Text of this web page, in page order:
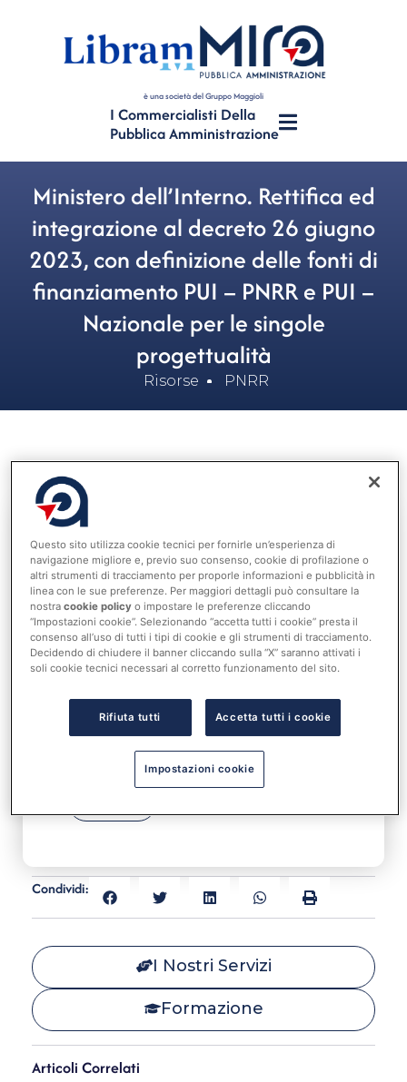
è una società del Gruppo Maggioli
I Commercialisti Della
Pubblica Amministrazione
Ministero dell’Interno. Rettifica ed
integrazione al decreto 26 giugno
2023, con definizione delle fonti di
finanziamento PUI – PNRR e PUI –
Nazionale per le singole
progettualità
Risorse PNRR
Accedi al tuo account per
leggere tutta la notizia
Nome utente o indirizzo email
Password
Condividi:
I Nostri Servizi
Formazione
Articoli Correlati
Questo sito utilizza cookie tecnici per fornirle un’esperienza di
navigazione migliore e, previo suo consenso, cookie di profilazione o
altri strumenti di tracciamento per proporle informazioni e pubblicità in
linea con le sue preferenze. Per maggiori dettagli può consultare la
nostracookie policy o impostare le preferenze cliccando
“Impostazioni cookie”. Selezionando “accetta tutti i cookie” presta il
consenso all’uso di tutti i tipi di cookie e gli strumenti di tracciamento.
Decidendo di chiudere il banner cliccando sulla “X” saranno attivati i
soli cookie tecnici necessari al corretto funzionamento del sito.
Rifiuta tutti Accetta tutti i cookie
Impostazioni cookie